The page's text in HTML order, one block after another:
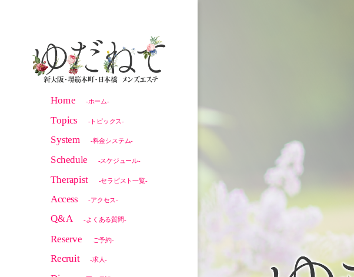
Home -ホーム-
Topics -トピックス-
System -料金システム-
Schedule -スケジュール-
Therapist -セラピスト一覧-
Access -アクセス-
Q&A -よくある質問-
Reserve ご予約-
Recruit -求人-